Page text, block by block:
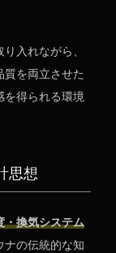
入れながら、
質を両立させた
を得られる環境
思想
・換気システム
ナの伝統的な知